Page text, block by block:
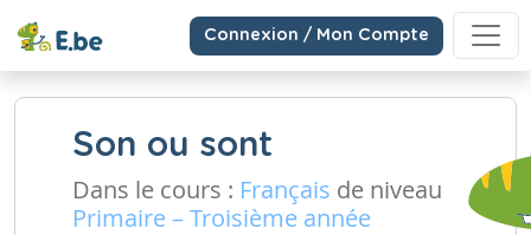
Connexion / Mon Compte
Son ou sont
Dans le cours : Français de niveau
Primaire – Troisième année